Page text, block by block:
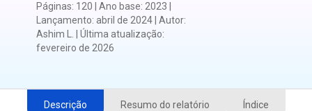
Páginas: 120 Ano base: 2023
Lançamento: abril de 2024| Autor:
Ashim L.
Última atualização:
fevereiro de 2026
Descrição Resumo do relatório Índice